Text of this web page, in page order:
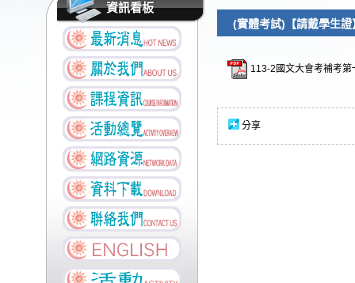
資訊看板
(實體考試)【請戴學生
113-2國文大會考補考
分享